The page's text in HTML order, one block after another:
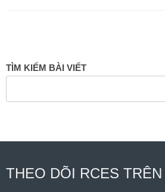
TÌM KIẾM BÀI VIẾT
THEO DÕI RCES